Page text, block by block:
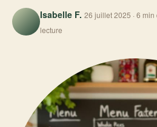
Isabelle F. 26 juillet 2025 · 6 min
lecture